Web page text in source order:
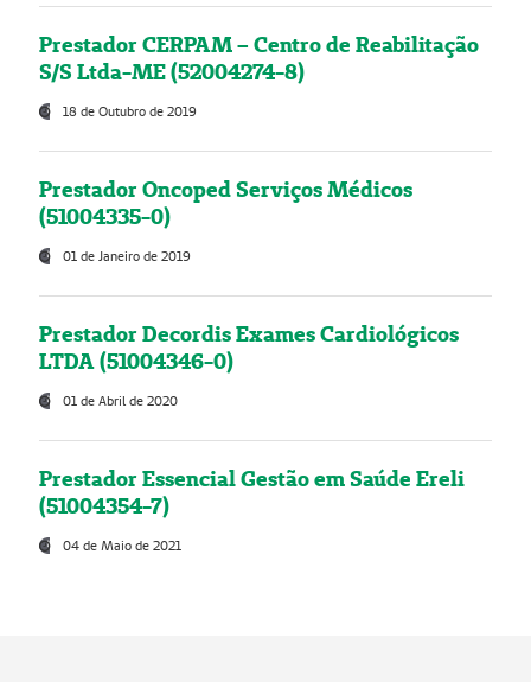
Prestador CERPAM – Centro de Reabilitação
S/S Ltda-ME (52004274-8)
18 de Outubro de 2019
Prestador Oncoped Serviços Médicos
(51004335-0)
01 de Janeiro de 2019
Prestador Decordis Exames Cardiológicos
LTDA (51004346-0)
01 de Abril de 2020
Prestador Essencial Gestão em Saúde Ereli
(51004354-7)
04 de Maio de 2021